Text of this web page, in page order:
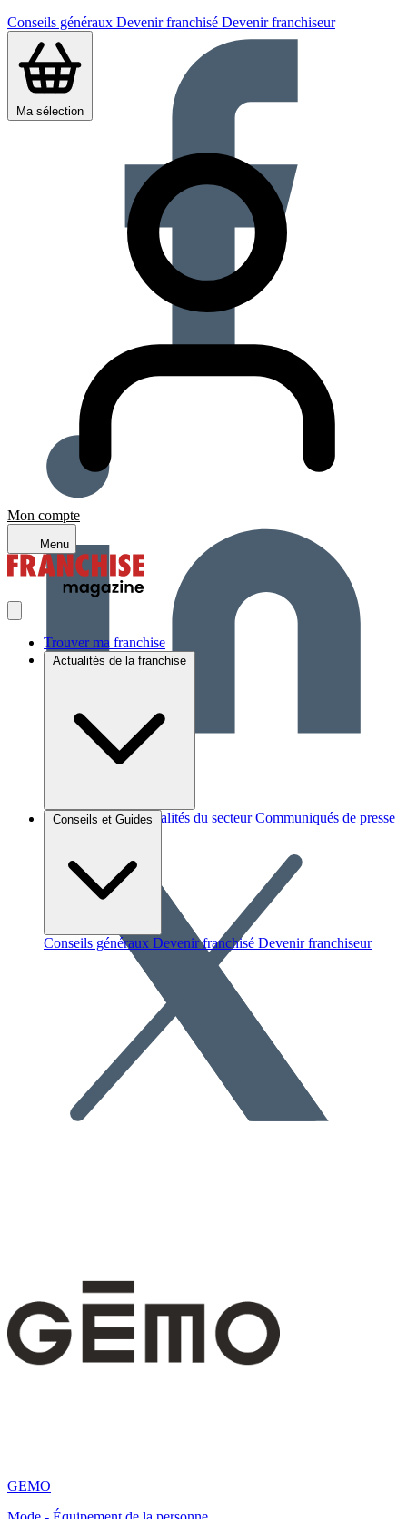
Conseils généraux Devenir franchisé Devenir franchiseur
Ma sélection
Mon compte
Menu
Trouver ma franchise
Actualités de la franchise
Brèves et actus Actualités du secteur Communiqués de presse
Conseils et Guides
Conseils généraux Devenir franchisé Devenir franchiseur
GEMO